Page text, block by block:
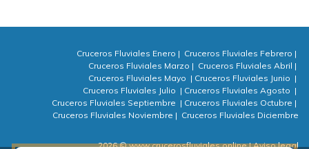
Cruceros Fluviales Enero | Cruceros Fluviales Febrero |
Cruceros Fluviales Marzo | Cruceros Fluviales Abril |
Cruceros Fluviales Mayo | Cruceros Fluviales Junio |
Cruceros Fluviales Julio | Cruceros Fluviales Agosto |
Cruceros Fluviales Septiembre | Cruceros Fluviales Octubre |
Cruceros Fluviales Noviembre | Cruceros Fluviales Diciembre
2026 © www.crucerosfluviales.online | Aviso legal